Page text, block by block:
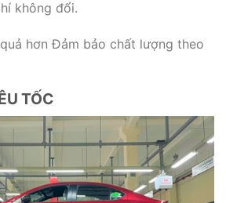
không đổi.
hơn Đảm bảo chất lượng theo
TỐC